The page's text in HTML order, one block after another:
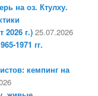
на оз. Ктулху.
2026 г.) 25.07.2026
1971 гг.
кемпинг на